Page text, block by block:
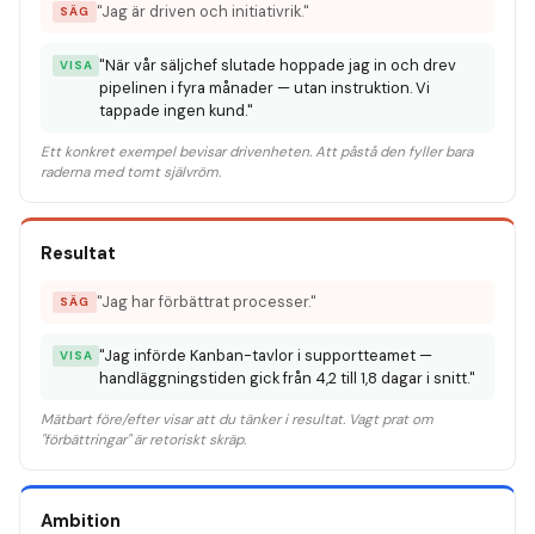
SÄG "Jag är driven och initiativrik."
VISA "När vår säljchef slutade hoppade jag in och drev
pipelinen i fyra månader — utan instruktion. Vi
tappade ingen kund."
Ett konkret exempel bevisar drivenheten. Att påstå den fyller bara
raderna med tomt självröm.
Resultat
SÄG "Jag har förbättrat processer."
VISA "Jag införde Kanban-tavlor i supportteamet —
handläggningstiden gick från 4,2 till 1,8 dagar i snitt."
Mätbart före/efter visar att du tänker i resultat. Vagt prat om
"förbättringar" är retoriskt skräp.
Ambition